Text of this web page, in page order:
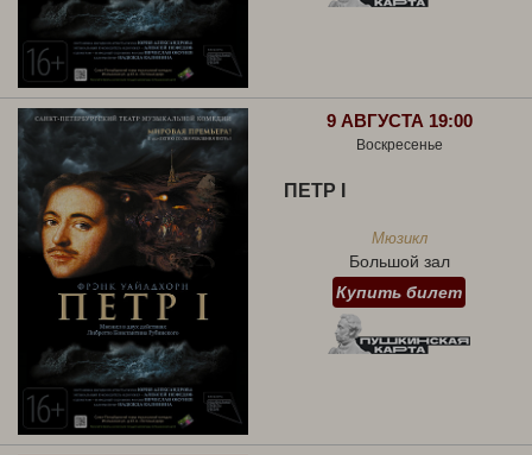
9 АВГУСТА 19:00
Воскресенье
ПЕТР I
Мюзикл
Большой зал
Купить билет